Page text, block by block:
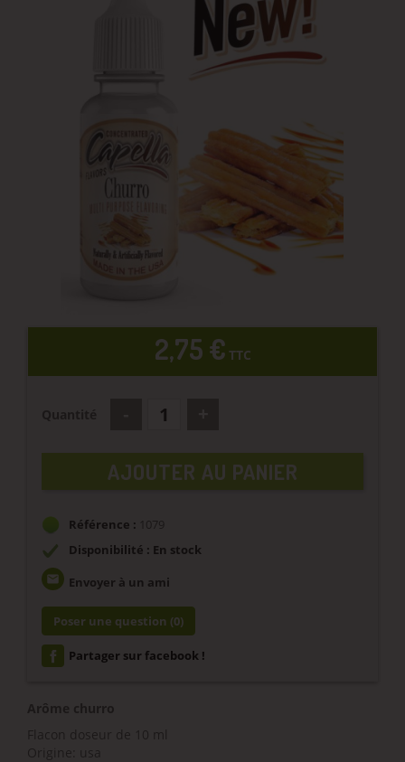
2,75 € TTC
AJOUTER AU PANIER
Référence :
1079
Disponibilité : En stock
email Envoyer à un ami
Poser une question (0)
Partager sur facebook !
Arôme churro
Flacon doseur de 10 ml
Origine: usa